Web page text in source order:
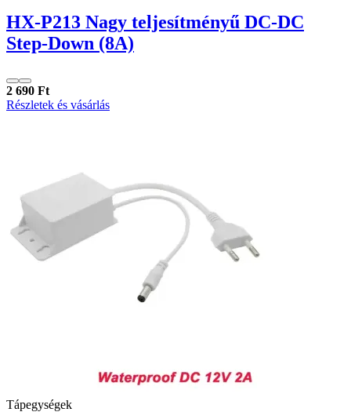
HX-P213 Nagy teljesítményű DC-DC
Step-Down (8A)
2 690 Ft
Részletek és vásárlás
Tápegységek